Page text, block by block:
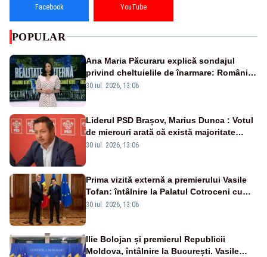
Facebook YouTube
POPULAR
Ana Maria Păcuraru explică sondajul
privind cheltuielile de înarmare: Românii
cer transparență în achiziții și un echilibru
30 iul. 2026, 13:06
Liderul PSD Brașov, Marius Dunca : Votul
de miercuri arată că există majoritate
pentru măsuri concrete
30 iul. 2026, 13:06
Prima vizită externă a premierului Vasile
Tofan: întâlnire la Palatul Cotroceni cu
președintele Nicușor Dan
30 iul. 2026, 13:06
Ilie Bolojan și premierul Republicii
Moldova, întâlnire la București. Vasile